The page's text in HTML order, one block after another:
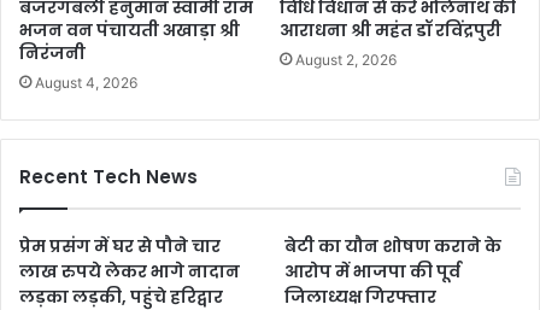
बजरंगबली हनुमान स्वामी राम
भजन वन पंचायती अखाड़ा श्री
निरंजनी
August 4, 2026
विधि विधान से करें भोलेनाथ की
आराधना श्री महंत डॉ रविंद्रपुरी
August 2, 2026
Recent Tech News
प्रेम प्रसंग में घर से पौने चार
लाख रुपये लेकर भागे नादान
लड़का लड़की, पहुंचे हरिद्वार
बेटी का यौन शोषण कराने के
आरोप में भाजपा की पूर्व
जिलाध्यक्ष गिरफ्तार